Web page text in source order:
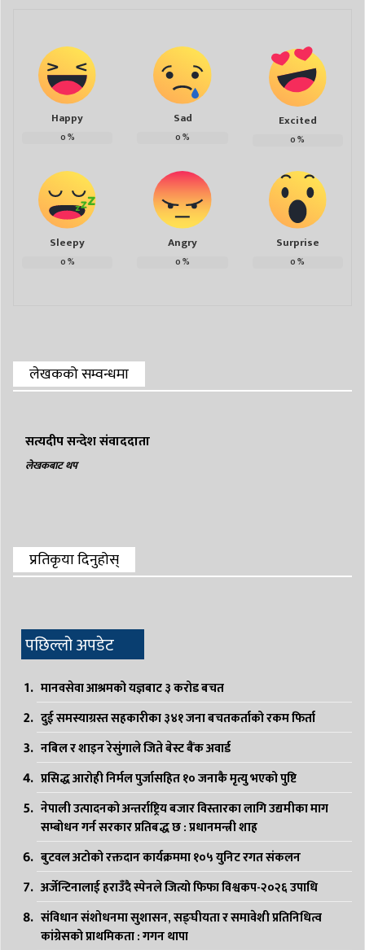
Happy
0%
Sad
0%
Excited
0%
Sleepy
0%
Angry
0%
Surprise
0%
लेखकको सम्वन्धमा
सत्यदीप सन्देश संवाददाता
लेखकबाट थप
प्रतिकृया दिनुहोस्
पछिल्लो अपडेट
मानवसेवा आश्रमको यज्ञबाट ३ करोड बचत
दुई समस्याग्रस्त सहकारीका ३४१ जना बचतकर्ताको रकम फिर्ता
नबिल र शाइन रेसुंगाले जिते बेस्ट बैंक अवार्ड
प्रसिद्ध आरोही निर्मल पुर्जासहित १० जनाकै मृत्यु भएको पुष्टि
नेपाली उत्पादनको अन्तर्राष्ट्रिय बजार विस्तारका लागि उद्यमीका माग
सम्बोधन गर्न सरकार प्रतिबद्ध छ : प्रधानमन्त्री शाह
बुटवल अटोको रक्तदान कार्यक्रममा १०५ युनिट रगत संकलन
अर्जेन्टिनालाई हराउँदै स्पेनले जित्यो फिफा विश्वकप-२०२६ उपाधि
संविधान संशोधनमा सुशासन, सङ्घीयता र समावेशी प्रतिनिधित्व
कांग्रेसको प्राथमिकता : गगन थापा